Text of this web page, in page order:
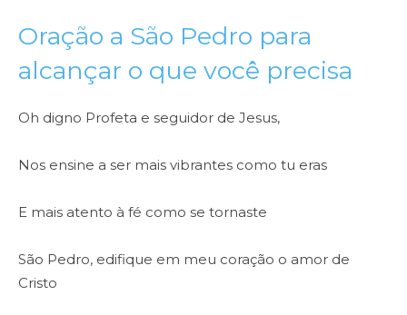
Oração a São Pedro para
alcançar o que você precisa
Oh digno Profeta e seguidor de Jesus,
Nos ensine a ser mais vibrantes como tu eras
E mais atento à fé como se tornaste
São Pedro, edifique em meu coração o amor de
Cristo